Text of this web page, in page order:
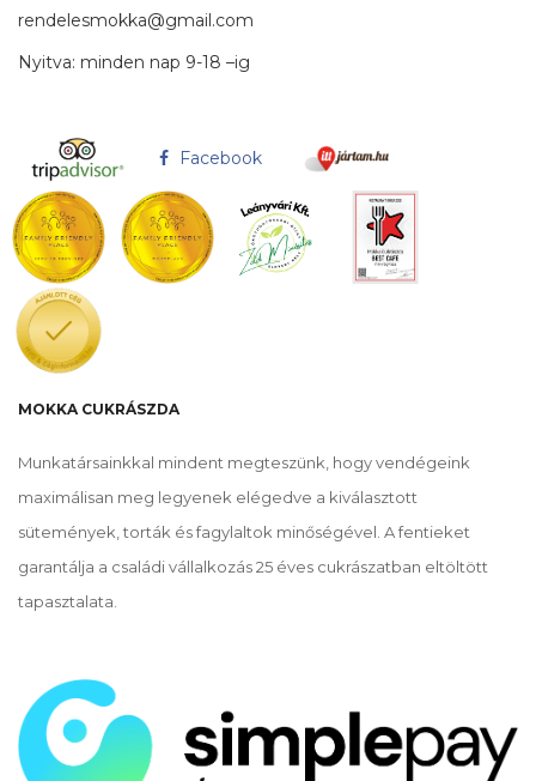
rendelesmokka@gmail.com
Nyitva: minden nap 9-18 –ig
Facebook
MOKKA CUKRÁSZDA
Munkatársainkkal mindent megteszünk, hogy vendégeink
maximálisan meg legyenek elégedve a kiválasztott
sütemények, torták és fagylaltok minőségével. A fentieket
garantálja a családi vállalkozás 25 éves cukrászatban eltöltött
tapasztalata.